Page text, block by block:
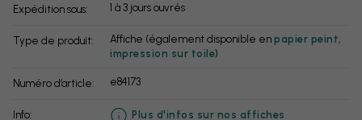
Expédition sous: 1 à 3 jours ouvrés
Type de produit: Affiche (également disponible en papier peint
impression sur toile)
Numéro d’article: e84173
info: Plus d'infos sur nos affiches